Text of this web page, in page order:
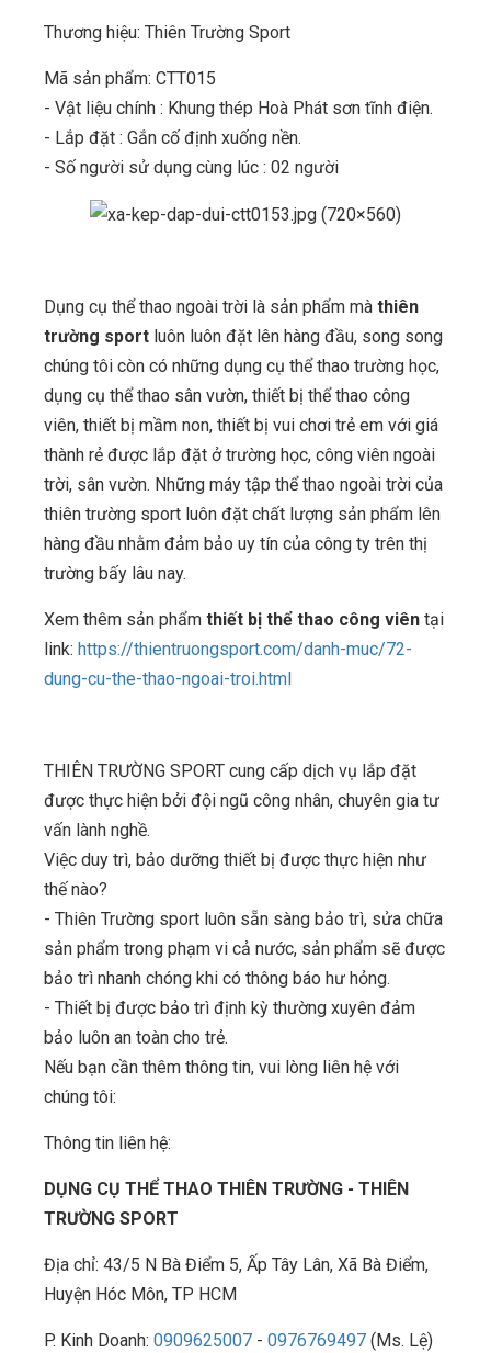
Thương hiệu: Thiên Trường Sport
Mã sản phẩm: CTT015
- Vật liệu chính : Khung thép Hoà Phát sơn tĩnh điện.
- Lắp đặt : Gắn cố định xuống nền.
- Số người sử dụng cùng lúc : 02 người
Dụng cụ thể thao ngoài trời là sản phẩm mà thiên
trường sport luôn luôn đặt lên hàng đầu, song song
chúng tôi còn có những dụng cụ thể thao trường học,
dụng cụ thể thao sân vườn, thiết bị thể thao công
viên, thiết bị mầm non, thiết bị vui chơi trẻ em với giá
thành rẻ được lắp đặt ở trường học, công viên ngoài
trời, sân vườn. Những máy tập thể thao ngoài trời của
thiên trường sport luôn đặt chất lượng sản phẩm lên
hàng đầu nhằm đảm bảo uy tín của công ty trên thị
trường bấy lâu nay.
Xem thêm sản phẩm thiết bị thể thao công viên tại
link: https://thientruongsport.com/danh-muc/72-
dung-cu-the-thao-ngoai-troi.html
THIÊN TRƯỜNG SPORT cung cấp dịch vụ lắp đặt
được thực hiện bởi đội ngũ công nhân, chuyên gia tư
vấn lành nghề.
Việc duy trì, bảo dưỡng thiết bị được thực hiện như
thế nào?
- Thiên Trường sport luôn sẵn sàng bảo trì, sửa chữa
sản phẩm trong phạm vi cả nước, sản phẩm sẽ được
bảo trì nhanh chóng khi có thông báo hư hỏng.
- Thiết bị được bảo trì định kỳ thường xuyên đảm
bảo luôn an toàn cho trẻ.
Nếu bạn cần thêm thông tin, vui lòng liên hệ với
chúng tôi:
Thông tin liên hệ:
DỤNG CỤ THỂ THAO THIÊN TRƯỜNG - THIÊN
TRƯỜNG SPORT
Địa chỉ: 43/5 N Bà Điểm 5, Ấp Tây Lân, Xã Bà Điểm,
Huyện Hóc Môn, TP HCM
P. Kinh Doanh: 0909625007 - 0976769497 (Ms. Lệ)